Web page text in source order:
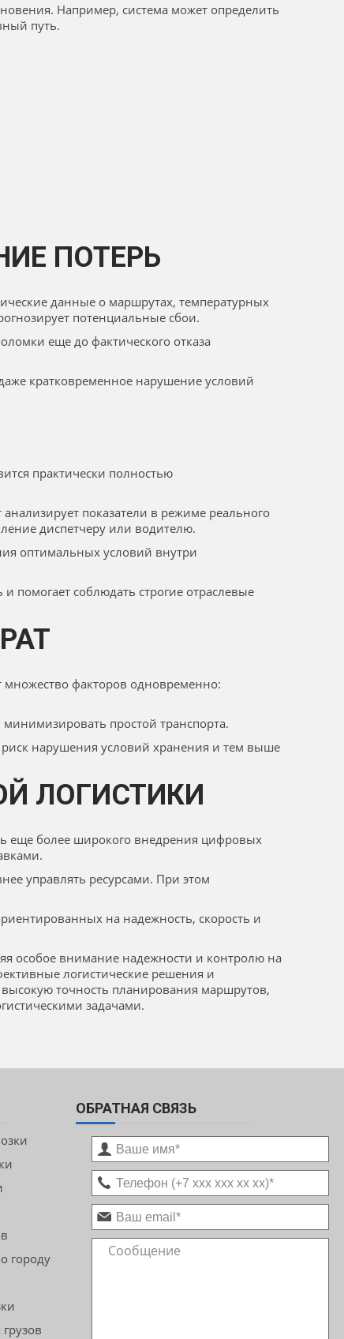
Например, система может определить
путь.
ПОТЕРЬ
данные о маршрутах, температурных
потенциальные сбои.
еще до фактического отказа
кратковременное нарушение условий
практически полностью
показатели в режиме реального
диспетчеру или водителю.
оптимальных условий внутри
помогает соблюдать строгие отраслевые
факторов одновременно:
простой транспорта.
нарушения условий хранения и тем выше
ЛОГИСТИКИ
еще более широкого внедрения цифровых
управлять ресурсами. При этом
на надежность, скорость и
особое внимание надежности и контролю на
логистические решения и
точность планирования маршрутов,
задачами.
городу
ОБРАТНАЯ СВЯЗЬ